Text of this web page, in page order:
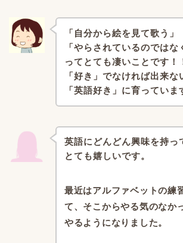
「自分から絵を見て歌う」
「やらされているのではな
ってとても凄いことです！
「好き」でなければ出来な
「英語好き」に育っていま
英語にどんどん興味を持っ
とても嬉しいです。
最近はアルファベットの練
て、 そこからやる気のなか
やるようになりました。